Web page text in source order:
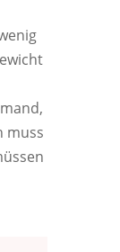
muss